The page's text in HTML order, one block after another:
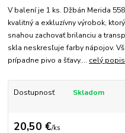
V balení je 1 ks. Džbán Merida
kvalitný a exkluzívny výrobok,
snahou zachovať brilanciu a
skla neskresľuje farby nápojov.
prípadne pivo a šťavy.... celý popis
Dostupnosť Skladom
20,50 €/ks